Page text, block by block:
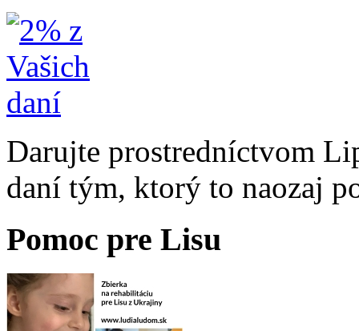
Darujte prostredníctvom
daní tým, ktorý to naozaj
Pomoc pre Lisu